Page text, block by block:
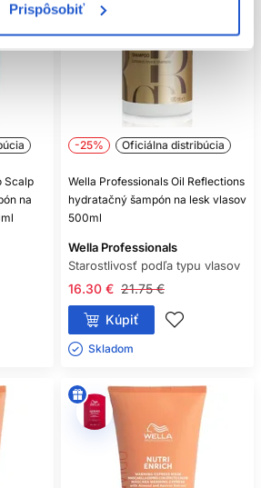
Prispôsobiť
Scalp
na
-25% Oficiálna distribúcia
Wella Professionals Oil Reflections
hydratačný šampón na lesk vlasov
500ml
Wella Professionals
Starostlivosť podľa typu vlasov
21.75 €
16.30 €
Kúpiť
Skladom ㅤ